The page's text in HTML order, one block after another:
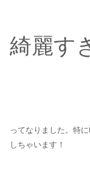
綺麗す
ってなりました。特
しちゃいます！